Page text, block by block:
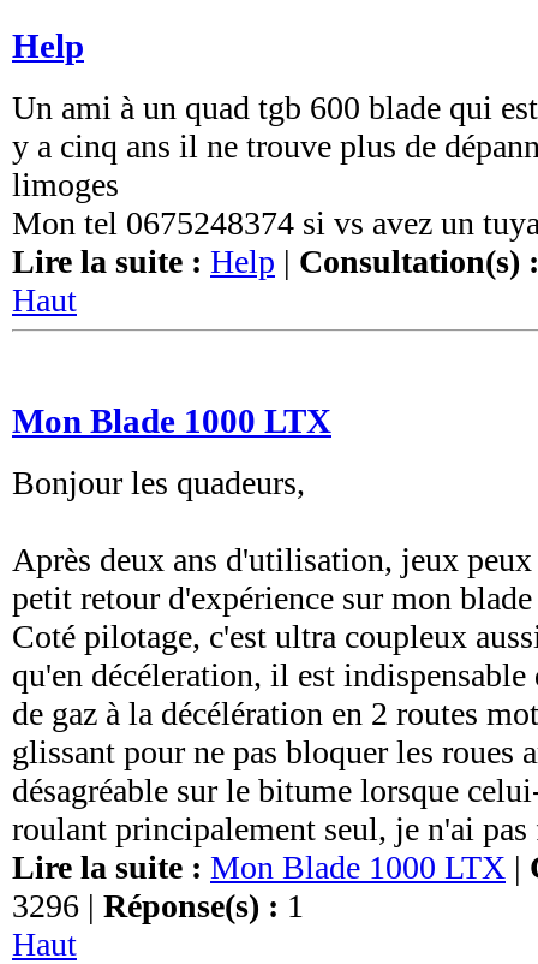
Help
Un ami à un quad tgb 600 blade qui
y a cinq ans il ne trouve plus de
limoges
Mon tel 0675248374 si vs avez un
Lire la suite : Help | Consultation(s) :
Haut
Mon Blade 1000 LTX
Bonjour les quadeurs,
Après deux ans d'utilisation, jeux
petit retour d'expérience sur mon
Coté pilotage, c'est ultra coupleux
qu'en décéleration, il est
de gaz à la décélération en 2 routes
glissant pour ne pas bloquer les roues
désagréable sur le bitume lorsque
roulant principalement seul, je n'ai pas
Lire la suite : Mon Blade 1000 LTX |
3296 | Réponse(s) : 1
Haut